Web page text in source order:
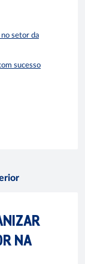
setor da
sucesso
NA